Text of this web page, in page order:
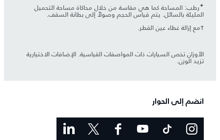
✦رطب: المساحة كما هي مقاسة من خلال محاكاة مساحة التحميل
المليئة بالسائل. يتم قياس الحجم وصولاً إلى بطانة السقف.
†مع إزالة غطاء عين القطر.
الأوزان تخص السيارات ذات المواصفات القياسية. الإضافات الاختيارية
تزيد الوزن.
انضم إلى الحوار